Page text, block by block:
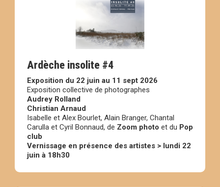
Ardèche insolite #4
Exposition du 22 juin au 11 sept 2026
Exposition collective de photographes
Audrey Rolland
Christian Arnaud
Isabelle et Alex Bourlet, Alain Branger, Chantal
Carulla et Cyril Bonnaud, de Zoom photo et du Pop
club
Vernissage en présence des artistes > lundi 22
juin à 18h30